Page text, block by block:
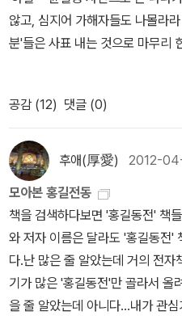
사본을, 피조물을, 짝퉁을 두려워
VS 이세돌 3국 >> 에서 재미있게
불공정 게임'이라는 변명으로 인
여다볼 필요가 있다. 이 두려움은
어나다는 데에서 비롯된 공포'다.
안된 아들에게 속수무책이다. 인
어낸 기계인 알파고와 맞서 싸우
는...... 홍길동이요, 프
든 thing4) 인 셈이다. ​힘의 균
그 점이 원본을 불안하게 만든다.
의 역린 > 은 대부분 아버지의 두
들을 인정하지 않을 때 아들은 주
수는 없으니 말이다. 이제는 인간
없잖아 있는데 과연 그럴까. 아이
각해봤다. 홍길동은 처벌 받아야
얀 거짓말'도 알고, '악법도 법이
에 나온 아이들은 준비하는 과정,
되었을 거라고 생각한다. 6학년
졌고 한 팀이 입론을 펼치면 나머
었다. 찬반토론은 워낙 많이 하기
게 하나 매우 궁금하였다. 이 토론
씩 책을 담당하여 각반을 돌아가
들었다. 물질만능주의 시대에 살
삶이 가치 있는 것인가?' 는 아이
였다. 4권의 책이 생각이 안 난다.
사드립니다.지원도서는 28일 북
페이퍼를 올릴 예정...
갔다. <겁쟁이 빌리>의 소재가
이아 열매 반지 무료체험인데 오
시립도서관에서 지원했다. 밤새
타 열매와 철사는 500개를 준비
시간에 온 아이들에게 샘플로 걸
행시간 대비 소진 물량 계산이 딱
게 할 수 있어 어른 아이 모두 좋아
습전국박람회까지 4번은 더 해야
라 행사장을 제대로 돌아보진 못
알고 있었기에 부스 번호를 확
알라딘 순오기를 알고 있어.... 더
기 미니북과 핸드폰 거치대도 선
>7권까지 보고, 일본편 2권은 사
않고, 심지어 가해자들도 나몰라
분'들은 사표 내는 것으로 마무리
제나 있었지만 이번처럼 완전히
휴가를 마치고 와서 하는 말, 일벌
가? 여전히 그런 구조와 작자들
그건 도마뱀의 꼬리를 자를 뿐이
것도 아닌 것이다. 바로 이 때, 이
사를 뒤적거리면 이런 비슷한 책
최로의 금서였던 <설공찬전>은
환타지는 아니다. 여자라도 자신
마든지 필요한 사람이 된다는 뜻
시대가 아닌가. 결국 최초의 금서
있던지 수많은 사람들이 카피를
공감 (12) 댓글 (0)
후애(厚愛) 2012-
모아본 홍길전동
책을 검색하다보면 '홍길동전' 책
와 저자 이름은 달라도 '홍길동전'
다.난 많은 줄 알았는데 거의 전
기가 많은 '홍길동전'만 골라서 올려본다. 여기까지다...
을 줄 알았는데 아니다...내가 관